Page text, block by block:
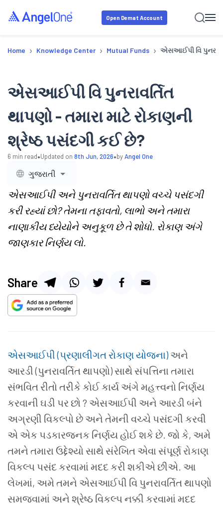
Open Demat Account
Home › Knowledge Center › Mutual Funds › એસઆઈપી વિ
એસઆઈપી વિ પુનરાવર્તિત
થાપણો - તમારા માટે રોકાણની
શ્રેષ્ઠ પસંદગી કઈ છે?
6 min read•Updated on 8th Jun, 2026•byAngel One
ગુજરાતી
એસઆઈપી અને પુનરાવર્તિત થાપણો વચ્ચે પસંદગી
કરી રહ્યાં છો? તેમના તફાવતો, લાભો અને તમારા
નાણાકીય ધ્યેયોને અનુકૂળ છે તે શોધો. રોકાણ અંગે
જાણકાર નિર્ણય લો.
Share
એસઆઈપી (પ્રણાલીગત રોકાણ યોજના)અને
આરડી (પુનરાવર્તિત થાપણો) સાથે સંપત્તિના તમારા
સંભવિત રીતો તરીકે કોઈ કાર્ય અંગે મહત્ત્વનો નિર્ણય
કરવાની ઘડી પર છો ? એસઆઈપી અને આરડી બંને
અગ્રણી વિકલ્પો છે અને તેમની વચ્ચે પસંદગી કરવી
એ એક પડકારજનક નિર્ણય હોઈ શકે છે. જો કે, અમે
તમને તમારા ઉદ્દેશ્યો સાથે સંરેખિત એવા સંપૂર્ણ રોકાણ
વિકલ્પ પસંદ કરવામાં મદદ કરી શકીએ છીએ. આ
લેખમાં, અમે તમને એસઆઈપી વિ પુનરાવર્તિત થાપણો
સમજવામાં અને શ્રેષ્ઠ વિકલ્પ નક્કી કરવામાં મદદ